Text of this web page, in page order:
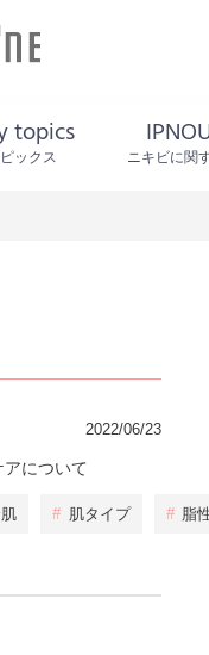
topics
ックス ニキビに関
2022/06/23
について
# 肌タイプ # 脂